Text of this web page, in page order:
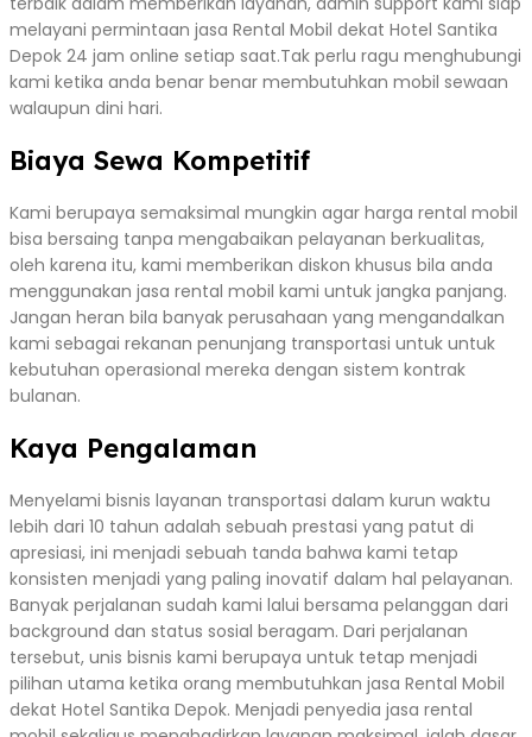
melayani permintaan jasa Rental Mobil dekat Hotel Santika
Depok 24 jam online setiap saat.Tak perlu ragu menghubungi
kami ketika anda benar benar membutuhkan mobil sewaan
walaupun dini hari.
Biaya Sewa Kompetitif
Kami berupaya semaksimal mungkin agar harga rental mobil
bisa bersaing tanpa mengabaikan pelayanan berkualitas,
oleh karena itu, kami memberikan diskon khusus bila anda
menggunakan jasa rental mobil kami untuk jangka panjang.
Jangan heran bila banyak perusahaan yang mengandalkan
kami sebagai rekanan penunjang transportasi untuk untuk
kebutuhan operasional mereka dengan sistem kontrak
bulanan.
Kaya Pengalaman
Menyelami bisnis layanan transportasi dalam kurun waktu
lebih dari 10 tahun adalah sebuah prestasi yang patut di
apresiasi, ini menjadi sebuah tanda bahwa kami tetap
konsisten menjadi yang paling inovatif dalam hal pelayanan.
Banyak perjalanan sudah kami lalui bersama pelanggan dari
background dan status sosial beragam. Dari perjalanan
tersebut, unis bisnis kami berupaya untuk tetap menjadi
pilihan utama ketika orang membutuhkan jasa Rental Mobil
dekat Hotel Santika Depok. Menjadi penyedia jasa rental